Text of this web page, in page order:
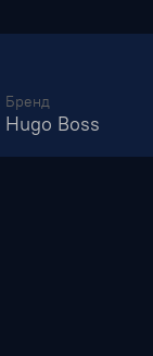
Бренд
Hugo Boss